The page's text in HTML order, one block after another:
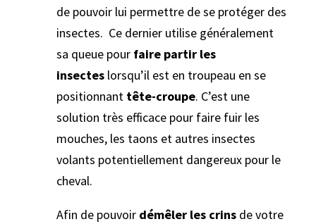
de pouvoir lui permettre de se protéger des
insectes. Ce dernier utilise généralement
sa queue pour faire partir les
insectes lorsqu’il est en troupeau en se
positionnant tête-croupe. C’est une
solution très efficace pour faire fuir les
mouches, les taons et autres insectes
volants potentiellement dangereux pour le
cheval.
Afin de pouvoir démêler les crins de votre